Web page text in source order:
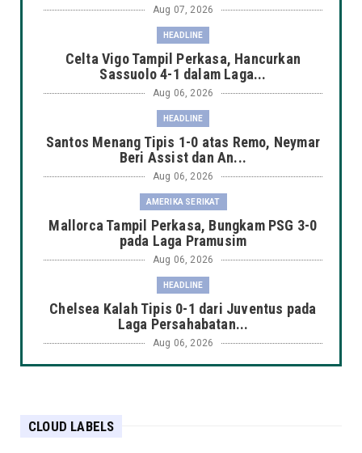
Aug 07, 2026
HEADLINE
Celta Vigo Tampil Perkasa, Hancurkan
Sassuolo 4-1 dalam Laga...
Aug 06, 2026
HEADLINE
Santos Menang Tipis 1-0 atas Remo, Neymar
Beri Assist dan An...
Aug 06, 2026
AMERIKA SERIKAT
Mallorca Tampil Perkasa, Bungkam PSG 3-0
pada Laga Pramusim
Aug 06, 2026
HEADLINE
Chelsea Kalah Tipis 0-1 dari Juventus pada
Laga Persahabatan...
Aug 06, 2026
HEADLINE
CLOUD LABELS